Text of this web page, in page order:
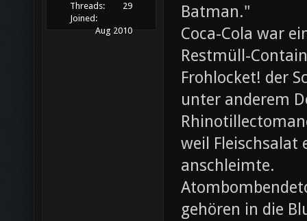
Threads:
29
Joined:
Aug 2010
Batman."
Coca-Cola war
Restmüll-
Frohlocket! der
unter anderem
weil Fleischsalat
anschleimte.
gehören in die